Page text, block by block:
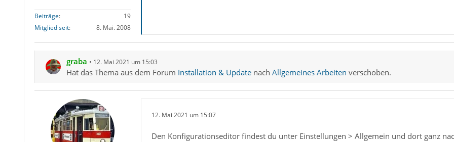
Beiträge
19
Mitglied seit
8. Mai. 2008
graba 12. Mai 2021 um 15:03
Hat das Thema aus dem Forum Installation & Updatenach Allgemeines Arbeiten verschoben.
12. Mai 2021 um 15:07
Den Konfigurationseditor findest du unter Einstellungen > Allgemein und dort ganz